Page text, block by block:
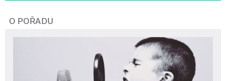
O POŘADU